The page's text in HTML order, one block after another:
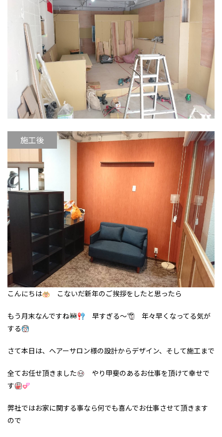
施工後
こんにちは こないだ新年のご挨拶をしたと思ったら
もう月末なんですね 早すぎる～
年々早くなってる気が
する
さて本日は、ヘアーサロン様の設計からデザイン、そして施工まで
全てお任せ頂きました
やり甲斐のあるお仕事を頂けて幸せで
す
弊社ではお家に関する事なら何でも喜んでお仕事させて頂きます
ので